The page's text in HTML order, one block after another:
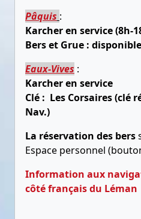
Pâquis :
Karcher en service (8h-
Bers et Grue :
Eaux-Vives :
Karcher en service
Clé : Les Corsaires (clé
Nav.)
La réservation des bers
Espace personnel
Information aux
côté français du Léman